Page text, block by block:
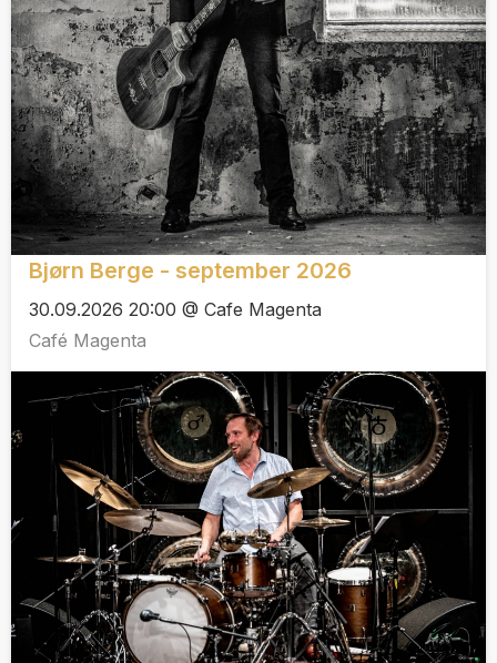
Bjørn Berge - september 2026
30.09.2026 20:00 @ Cafe Magenta
Café Magenta